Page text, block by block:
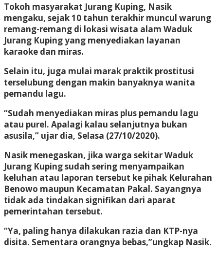
Tokoh masyarakat Jurang Kuping, Nasik
mengaku, sejak 10 tahun terakhir muncul warung
remang-remang di lokasi wisata alam Waduk
Jurang Kuping yang menyediakan layanan
karaoke dan miras.
Selain itu, juga mulai marak praktik prostitusi
terselubung dengan makin banyaknya wanita
pemandu lagu.
“Sudah menyediakan miras plus pemandu lagu
atau purel. Apalagi kalau selanjutnya bukan
asusila,” ujar dia, Selasa (27/10/2020).
Nasik menegaskan, jika warga sekitar Waduk
Jurang Kuping sudah sering menyampaikan
keluhan atau laporan tersebut ke pihak Kelurahan
Benowo maupun Kecamatan Pakal. Sayangnya
tidak ada tindakan signifikan dari aparat
pemerintahan tersebut.
“Ya, paling hanya dilakukan razia dan KTP-nya
disita. Sementara orangnya bebas,”ungkap Nasik.